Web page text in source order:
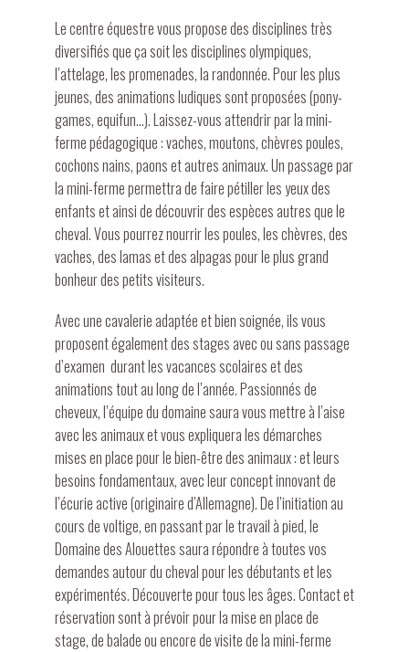
Le centre équestre vous propose des disciplines très
diversifiés que ça soit les disciplines olympiques,
l’attelage, les promenades, la randonnée. Pour les plus
jeunes, des animations ludiques sont proposées (pony-
games, equifun…). Laissez-vous attendrir par la mini-
ferme pédagogique : vaches, moutons, chèvres poules,
cochons nains, paons et autres animaux. Un passage par
la mini-ferme permettra de faire pétiller les yeux des
enfants et ainsi de découvrir des espèces autres que le
cheval. Vous pourrez nourrir les poules, les chèvres, des
vaches, des lamas et des alpagas pour le plus grand
bonheur des petits visiteurs.
Avec une cavalerie adaptée et bien soignée, ils vous
proposent également des stages avec ou sans passage
d’examen durant les vacances scolaires et des
animations tout au long de l’année. Passionnés de
cheveux, l’équipe du domaine saura vous mettre à l’aise
avec les animaux et vous expliquera les démarches
mises en place pour le bien-être des animaux : et leurs
besoins fondamentaux, avec leur concept innovant de
l’écurie active (originaire d’Allemagne). De l’initiation au
cours de voltige, en passant par le travail à pied, le
Domaine des Alouettes saura répondre à toutes vos
demandes autour du cheval pour les débutants et les
expérimentés. Découverte pour tous les âges. Contact et
réservation sont à prévoir pour la mise en place de
stage, de balade ou encore de visite de la mini-ferme